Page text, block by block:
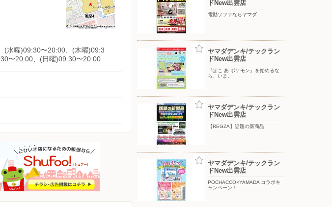
(水曜)09:30〜20:00、(木曜)09:3
〜20:00、(日曜)09:30〜20:00
ドNew出雲店
電動ソファならヤマダ
ヤマダデンキ/テックラン
ドNew出雲店
『ぽこ あ ポケモン』を始めるな
ら、いま。
ヤマダデンキ/テックラン
ドNew出雲店
【REGZA】話題の新商品
ヤマダデンキ/テックラン
ドNew出雲店
POCHACCO×YAMADA コラボキ
ャンペーン！